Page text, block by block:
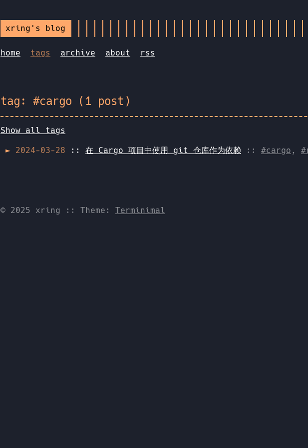
xring's blog
home tags archive about rss
tag: #cargo (1 post)
Show all tags
2024-03-28 :: 在 Cargo 项目中使用 git 仓库作为依赖 :: #cargo ,
© 2025 xring :: Theme: Terminimal